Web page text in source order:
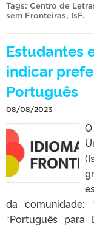
Tags: Centro de
sem Fronteiras, IsF.
Estudantes
indicar
Português
08/08/2023
da comunidade:
“Português para